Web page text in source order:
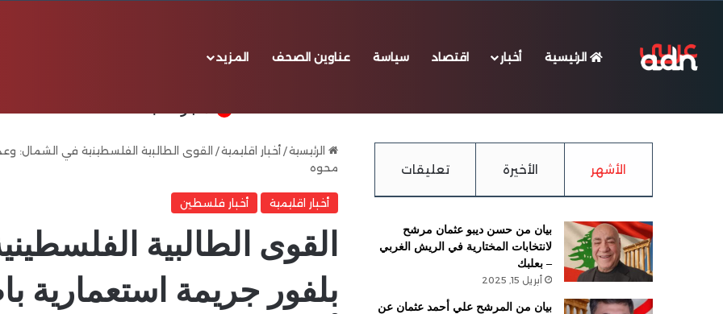
الرئيسية أخبار اقتصاد سياسة عناوين الصحف المزيد
الخميس, أغسطس 6 2026 3 شهداء و12 جريحا في حصيلة أولية للغارات على صور وبنت جبيل
الرئيسية/ أخبار اقليمية/ القوى الطالبية الفلسطينية في الشمال:
محوه
أخبار اقليمية أخبار فلسطين
القوى الطالبية
بلفور جريمة استعمارية
الأشهر الأخيرة تعليقات
بيان من حسن ديبو عثمان مرشح
لانتخابات المختارية في الريش الغربي
– بعلبك
أبريل 15, 2025
بيان من المرشح علي أحمد عثمان عن